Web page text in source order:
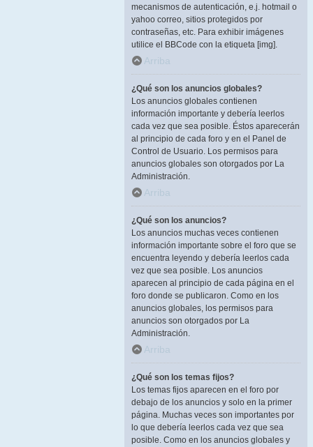
mecanismos de autenticación, e.j. hotmail o
yahoo correo, sitios protegidos por
contraseñas, etc. Para exhibir imágenes
utilice el BBCode con la etiqueta [img].
Arriba
¿Qué son los anuncios globales?
Los anuncios globales contienen
información importante y debería leerlos
cada vez que sea posible. Éstos aparecerán
al principio de cada foro y en el Panel de
Control de Usuario. Los permisos para
anuncios globales son otorgados por La
Administración.
Arriba
¿Qué son los anuncios?
Los anuncios muchas veces contienen
información importante sobre el foro que se
encuentra leyendo y debería leerlos cada
vez que sea posible. Los anuncios
aparecen al principio de cada página en el
foro donde se publicaron. Como en los
anuncios globales, los permisos para
anuncios son otorgados por La
Administración.
Arriba
¿Qué son los temas fijos?
Los temas fijos aparecen en el foro por
debajo de los anuncios y solo en la primer
página. Muchas veces son importantes por
lo que debería leerlos cada vez que sea
posible. Como en los anuncios globales y